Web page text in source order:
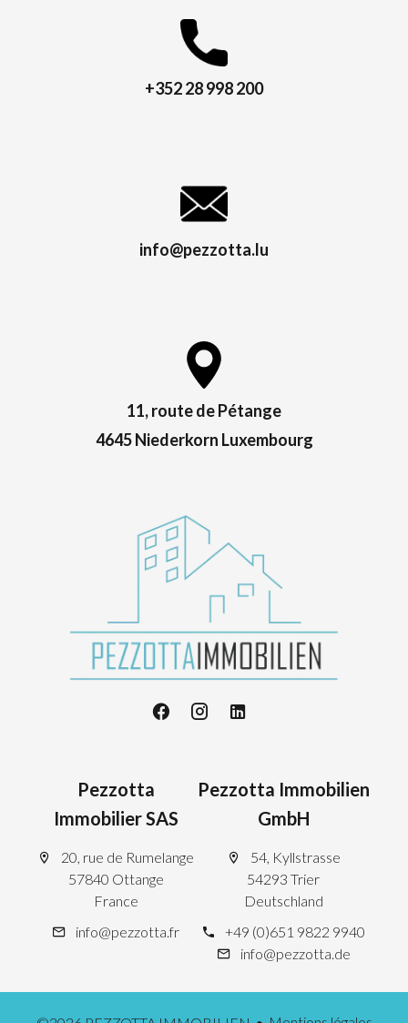
+352 28 998 200
info@pezzotta.lu
11, route de Pétange
4645 Niederkorn Luxembourg
Pezzotta
Immobilier SAS
20, rue de Rumelange
57840 Ottange
France
info@pezzotta.fr
Pezzotta Immobilien
GmbH
54, Kyllstrasse
54293 Trier
Deutschland
+49 (0)651 9822 9940
info@pezzotta.de